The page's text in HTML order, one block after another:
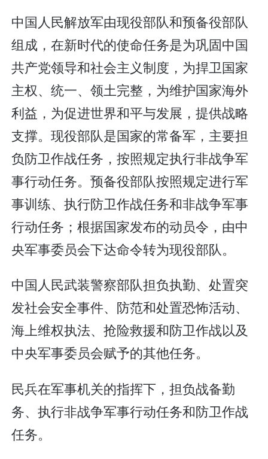
中国人民解放军由现役部队和预备役部队
组成，在新时代的使命任务是为巩固中国
共产党领导和社会主义制度，为捍卫国家
主权、统一、领土完整，为维护国家海外
利益，为促进世界和平与发展，提供战略
支撑。现役部队是国家的常备军，主要担
负防卫作战任务，按照规定执行非战争军
事行动任务。预备役部队按照规定进行军
事训练、执行防卫作战任务和非战争军事
行动任务；根据国家发布的动员令，由中
央军事委员会下达命令转为现役部队。
中国人民武装警察部队担负执勤、处置突
发社会安全事件、防范和处置恐怖活动、
海上维权执法、抢险救援和防卫作战以及
中央军事委员会赋予的其他任务。
民兵在军事机关的指挥下，担负战备勤
务、执行非战争军事行动任务和防卫作战
任务。